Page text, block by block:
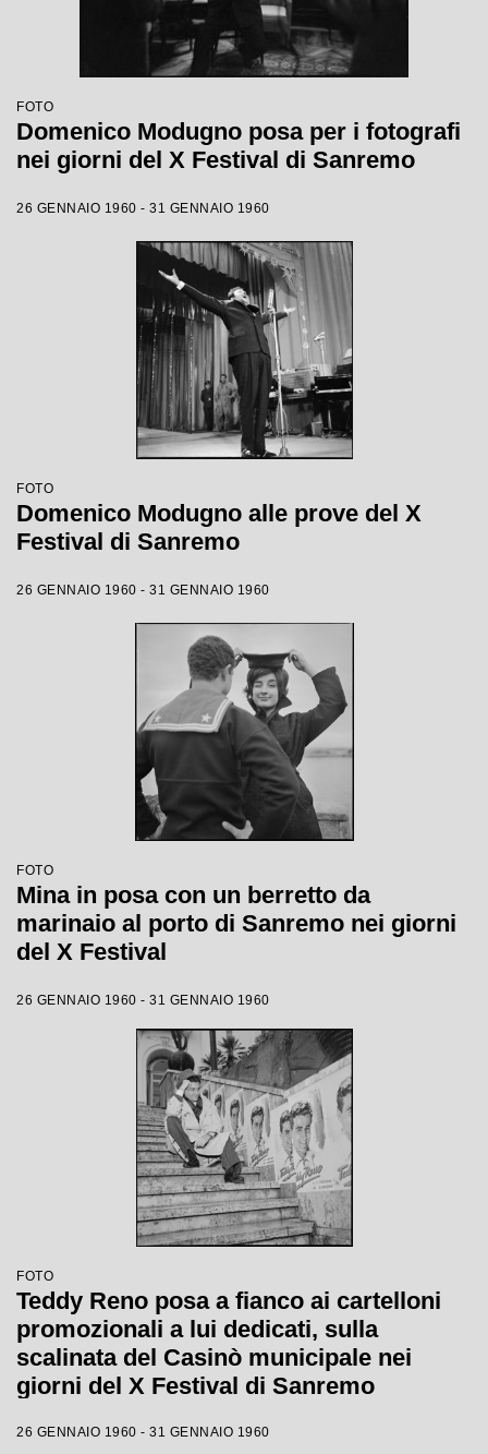
FOTO
Domenico Modugno posa per i fotografi
nei giorni del X Festival di Sanremo
26 GENNAIO 1960 - 31 GENNAIO 1960
FOTO
Domenico Modugno alle prove del X
Festival di Sanremo
26 GENNAIO 1960 - 31 GENNAIO 1960
FOTO
Mina in posa con un berretto da
marinaio al porto di Sanremo nei giorni
del X Festival
26 GENNAIO 1960 - 31 GENNAIO 1960
FOTO
Teddy Reno posa a fianco ai cartelloni
promozionali a lui dedicati, sulla
scalinata del Casinò municipale nei
giorni del X Festival di Sanremo
26 GENNAIO 1960 - 31 GENNAIO 1960